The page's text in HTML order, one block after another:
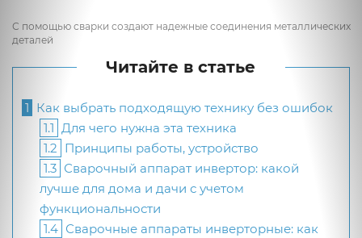
С помощью сварки создают надежные соединения металлических
деталей
Читайте в статье
1 Как выбрать подходящую технику без ошибок
1.1 Для чего нужна эта техника
1.2 Принципы работы, устройство
1.3 Сварочный аппарат инвертор: какой
лучше для дома и дачи с учетом
функциональности
1.4 Сварочные аппараты инверторные: как